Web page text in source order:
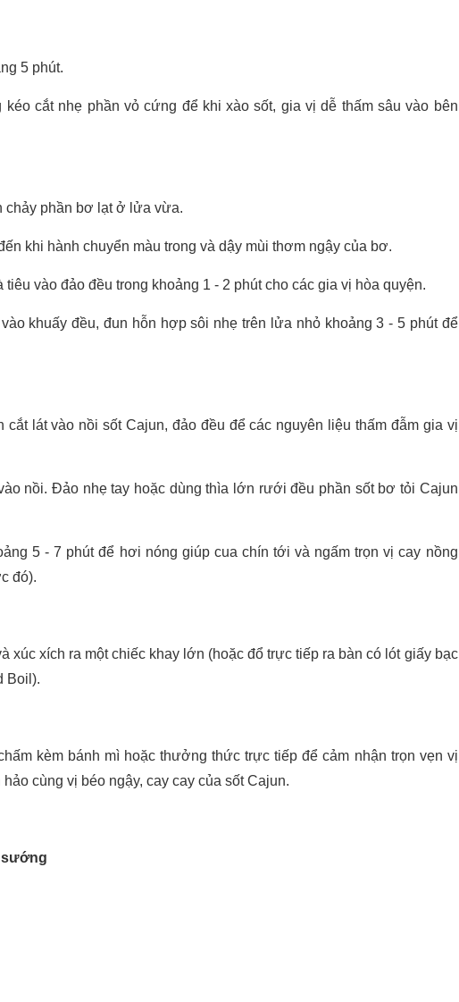
5 phút.
cắt nhẹ phần vỏ cứng để khi xào sốt, gia vị dễ thấm sâu vào bên
chảy phần bơ lạt ở lửa vừa.
khi hành chuyển màu trong và dậy mùi thơm ngậy của bơ.
vào đảo đều trong khoảng 1 - 2 phút cho các gia vị hòa quyện.
khuấy đều, đun hỗn hợp sôi nhẹ trên lửa nhỏ khoảng 3 - 5 phút để
lát vào nồi sốt Cajun, đảo đều để các nguyên liệu thấm đẫm gia vị
nồi. Đảo nhẹ tay hoặc dùng thìa lớn rưới đều phần sốt bơ tỏi Cajun
5 - 7 phút để hơi nóng giúp cua chín tới và ngấm trọn vị cay nồng
đó).
xúc xích ra một chiếc khay lớn (hoặc đổ trực tiếp ra bàn có lót giấy bạc
Boil).
kèm bánh mì hoặc thưởng thức trực tiếp để cảm nhận trọn vẹn vị
cùng vị béo ngậy, cay cay của sốt Cajun.
sướng